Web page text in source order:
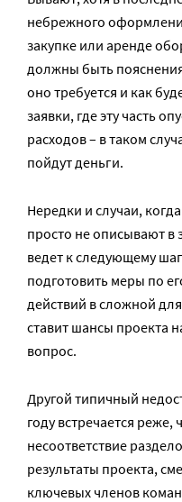
небрежного
закупке или аренде
должны быть
оно требуется и как
заявки, где эту часть
расходов – в таком
пойдут деньги.
Нередки и случаи,
просто не описывают в
ведет к следующему
подготовить меры по
действий в сложной
ставит шансы проекта
вопрос.
Другой типичный
году встречается
несоответствие
результаты проекта,
ключевых членов